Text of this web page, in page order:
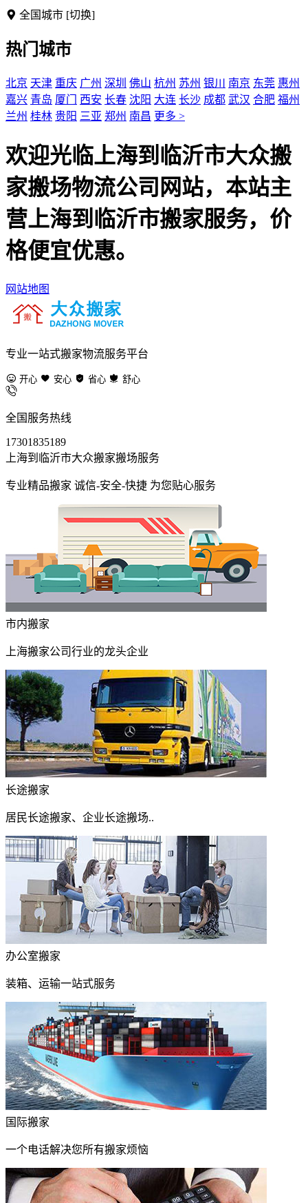
全国城市 [切换]
热门城市
北京 天津 重庆 广州 深圳 佛山 杭州 苏州 银川 南京 东莞 惠州
嘉兴 青岛 厦门 西安 长春 沈阳 大连 长沙 成都 武汉 合肥 福州
兰州 桂林 贵阳 三亚 郑州 南昌 更多 >
欢迎光临上海到临沂市大众搬
家搬场物流公司网站，本站主
营上海到临沂市搬家服务，价
格便宜优惠。
网站地图
专业一站式搬家物流服务平台
开心 安心 省心 舒心
全国服务热线
17301835189
上海到临沂市大众搬家搬场服务
专业精品搬家 诚信-安全-快捷 为您贴心服务
市内搬家
上海搬家公司行业的龙头企业
长途搬家
居民长途搬家、企业长途搬场..
办公室搬家
装箱、运输一站式服务
国际搬家
一个电话解决您所有搬家烦恼